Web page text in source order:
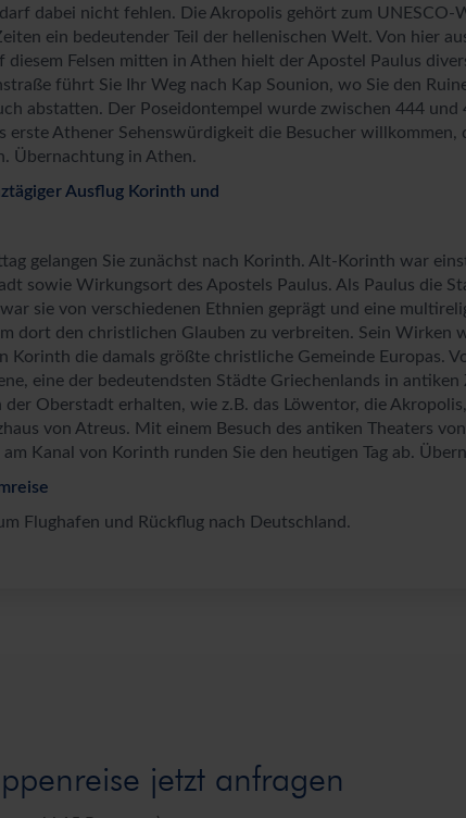
dabei nicht fehlen. Die Akropolis gehört zum
ein bedeutender Teil der hellenischen Welt. Von hier
diesem Felsen mitten in Athen hielt der Apostel Paulus
führt Sie Ihr Weg nach Kap Sounion, wo Sie den
abstatten. Der Poseidontempel wurde zwischen 444 und
erste Athener Sehenswürdigkeit die Besucher willkommen,
Übernachtung in Athen.
Ausflug Korinth und
gelangen Sie zunächst nach Korinth. Alt-Korinth war
sowie Wirkungsort des Apostels Paulus. Als Paulus die
sie von verschiedenen Ethnien geprägt und eine
dort den christlichen Glauben zu verbreiten. Sein Wirken
Korinth die damals größte christliche Gemeinde Europas.
eine der bedeutendsten Städte Griechenlands in
der Oberstadt erhalten, wie z.B. das Löwentor, die
von Atreus. Mit einem Besuch des antiken Theaters
am Kanal von Korinth runden Sie den heutigen Tag ab.
Flughafen und Rückflug nach Deutschland.
jetzt anfragen